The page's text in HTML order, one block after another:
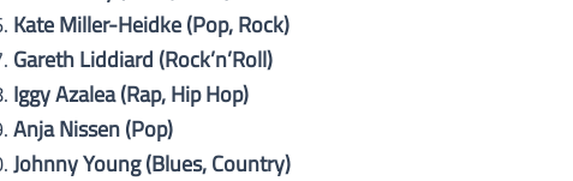
Kate Miller-Heidke (Pop, Rock)
Gareth Liddiard (Rock’n’Roll)
Iggy Azalea (Rap, Hip Hop)
Anja Nissen (Pop)
Johnny Young (Blues, Country)